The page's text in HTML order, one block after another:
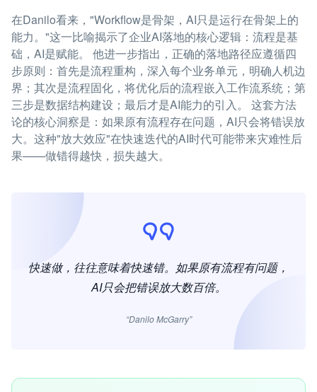
在Danilo看来，"Workflow是骨架，AI只是运行在骨架上的
能力。"这一比喻揭示了企业AI落地的核心逻辑：流程是基
础，AI是赋能。 他进一步指出，正确的落地路径应遵循四
步原则：首先是流程重构，深入每个业务单元，明确人机边
界；其次是流程固化，将优化后的流程嵌入工作流系统；第
三步是数据结构建设；最后才是AI能力的引入。 这套方法
论的核心洞察是：如果原有流程存在问题，AI只会将错误放
大。这种"放大效应"在快速迭代的AI时代可能带来灾难性后
果——做错得越快，损失越大。
快速做，往往意味着快速错。如果原有流程有问题，
AI只会把错误放大数百倍。
“Danilo McGarry”